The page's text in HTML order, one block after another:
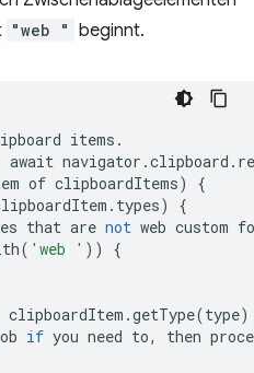
"web " beginnt.
items .
await navigator .clipboard .
of clipboardItems)
{
. types)
{
that are not web custom
( 'web ' ))
{
clipboardItem .getType(type
if you need to, then